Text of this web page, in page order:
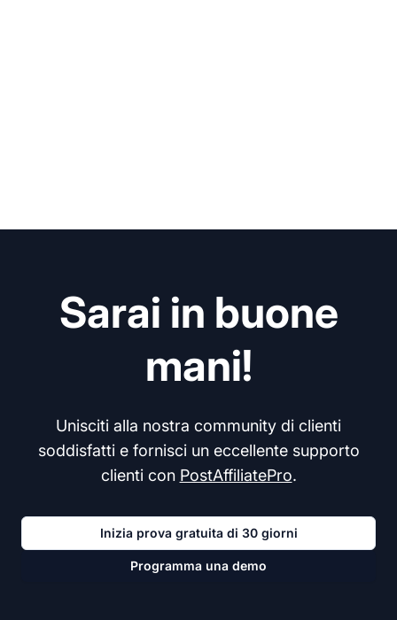
Sarai in buone
mani!
Unisciti alla nostra community di clienti
soddisfatti e fornisci un eccellente supporto
clienti con PostAffiliatePro.
Inizia prova gratuita di 30 giorni
Programma una demo